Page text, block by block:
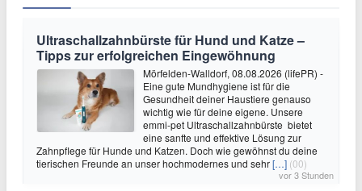
Ultraschallzahnbürste für Hund und Katze –
Tipps zur erfolgreichen Eingewöhnung
Mörfelden-Walldorf, 08.08.2026 (lifePR) -
Eine gute Mundhygiene ist für die
Gesundheit deiner Haustiere genauso
wichtig wie für deine eigene. Unsere
emmi-pet Ultraschallzahnbürste bietet
eine sanfte und effektive Lösung zur
Zahnpflege für Hunde und Katzen. Doch wie gewöhnst du deine
tierischen Freunde an unser hochmodernes und sehr[…] (00)
vor 3 Stunden